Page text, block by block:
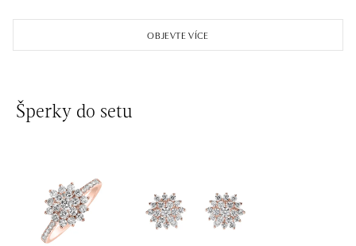
Einsteinova 18, 851 01 Bratislava
Ivanská cesta 16, 821 04 Bratislava
ALO diamonds OC Eurovea, Bratislava
Pribinova 8, 811 09 Bratislava
tel.: +421 917 090 700, +421 918 777 670
OBJEVTE VÍCE
Šperky do setu